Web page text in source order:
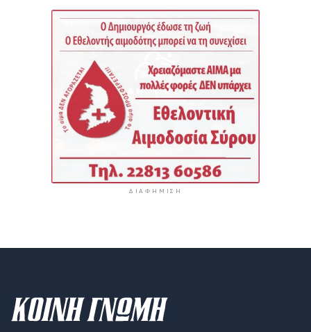
ΔΙΑΦΉΜΙΣΗ